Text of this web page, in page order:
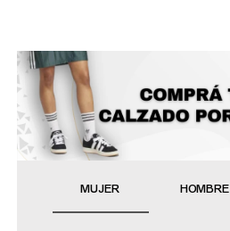
MUJER HOMBRE